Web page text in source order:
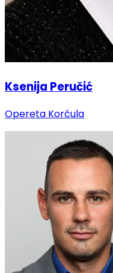
Ksenija Peručić
Opereta Korčula